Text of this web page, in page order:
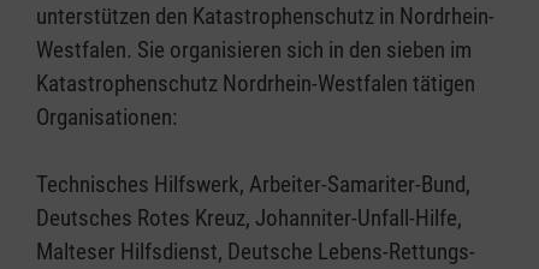
unterstützen den Katastrophenschutz in Nordrhein-
Westfalen. Sie organisieren sich in den sieben im
Katastrophenschutz Nordrhein-Westfalen tätigen
Organisationen:
Technisches Hilfswerk, Arbeiter-Samariter-Bund,
Deutsches Rotes Kreuz, Johanniter-Unfall-Hilfe,
Malteser Hilfsdienst, Deutsche Lebens-Rettungs-